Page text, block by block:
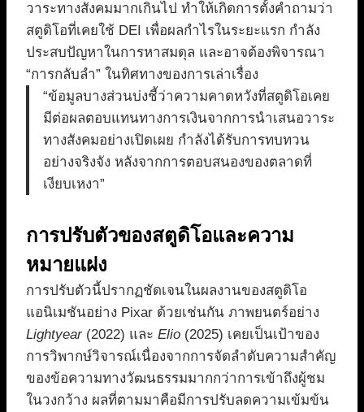
วาระทางสังคมมากเกินไป ทำให้เกิดการตั้งคำถามว่า
สตูดิโอที่เคยใช้ DEI เพื่อผลกำไรในระยะแรก กำลัง
ประสบปัญหาในการหาสมดุล และอาจต้องพิจารณา
“การกลับลำ” ในทิศทางของการเล่าเรื่อง
“ข้อมูลบางส่วนบ่งชี้ว่าความคาดหวังที่สตูดิโอเคย
มีต่อผลตอบแทนทางการเงินจากการนำเสนอวาระ
ทางสังคมอย่างเปิดเผย กำลังได้รับการทบทวน
อย่างจริงจัง หลังจากการตอบสนองของตลาดที่
เงียบเหงา”
การปรับตัวของสตูดิโอและความ
หมายแฝง
การปรับตัวนี้ปรากฏชัดเจนในผลงานของสตูดิโอ
แอนิเมชันอย่าง Pixar ด้วยเช่นกัน ภาพยนตร์อย่าง
Lightyear(2022) และ Elio (2025) เคยเป็นเป้าของ
การวิพากษ์วิจารณ์เนื่องจากการจัดลำดับความสำคัญ
ของข้อความทางวัฒนธรรมมากกว่าการเข้าถึงผู้ชม
ในวงกว้าง ผลที่ตามมาคือมีการปรับลดความเข้มข้น